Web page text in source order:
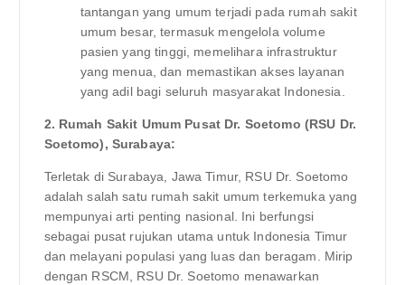
tantangan yang umum terjadi pada rumah sakit
umum besar, termasuk mengelola volume
pasien yang tinggi, memelihara infrastruktur
yang menua, dan memastikan akses layanan
yang adil bagi seluruh masyarakat Indonesia.
2. Rumah Sakit Umum Pusat Dr. Soetomo (RSU Dr.
Soetomo), Surabaya:
Terletak di Surabaya, Jawa Timur, RSU Dr. Soetomo
adalah salah satu rumah sakit umum terkemuka yang
mempunyai arti penting nasional. Ini berfungsi
sebagai pusat rujukan utama untuk Indonesia Timur
dan melayani populasi yang luas dan beragam. Mirip
dengan RSCM, RSU Dr. Soetomo menawarkan